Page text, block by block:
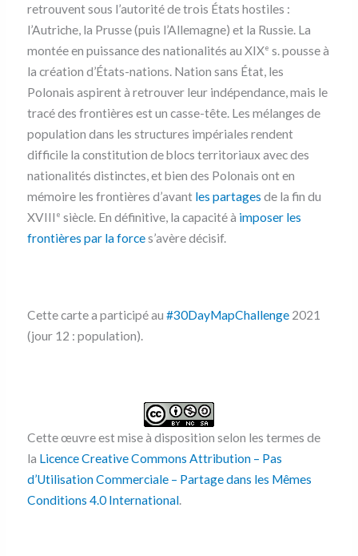
retrouvent sous l’autorité de trois États hostiles :
l’Autriche, la Prusse (puis l’Allemagne) et la Russie. La
montée en puissance des nationalités au XIXe s. pousse à
la création d’États-nations. Nation sans État, les
Polonais aspirent à retrouver leur indépendance, mais le
tracé des frontières est un casse-tête. Les mélanges de
population dans les structures impériales rendent
difficile la constitution de blocs territoriaux avec des
nationalités distinctes, et bien des Polonais ont en
mémoire les frontières d’avant les partages de la fin du
XVIII e siècle. En définitive, la capacité à imposer les
frontières par la forces’avère décisif.
Cette carte a participé au #30DayMapChallenge2021
(jour 12 : population).
Cette œuvre est mise à disposition selon les termes de
la Licence Creative Commons Attribution – Pas
d’Utilisation Commerciale – Partage dans les Mêmes
Conditions 4.0 International.